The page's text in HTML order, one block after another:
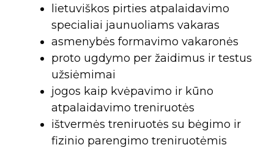
lietuviškos pirties atpalaidavimo
specialiai jaunuoliams vakaras
asmenybės formavimo vakaronės
proto ugdymo per žaidimus ir testus
užsiėmimai
jogos kaip kvėpavimo ir kūno
atpalaidavimo treniruotės
ištvermės treniruotės su bėgimo ir
fizinio parengimo treniruotėmis